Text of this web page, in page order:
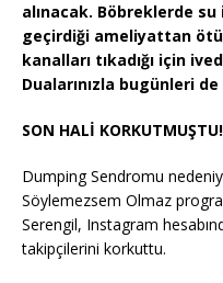
alınacak. Böbreklerde
geçirdiği ameliyattan
kanalları tıkadığı için
Dualarınızla bugünleri
SON HALİ KORKUTMUŞTU!
Dumping Sendromu
Söylemezsem Olmaz
Serengil, Instagram
takipçilerini korkuttu.